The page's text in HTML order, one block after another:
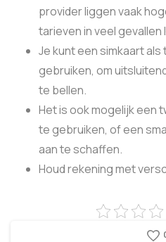
provider liggen vaak
tarieven in veel gevallen
Je kunt een simkaart
gebruiken, om
te bellen.
Het is ook mogelijk
te gebruiken, of een
aan te schaffen.
Houd rekening met